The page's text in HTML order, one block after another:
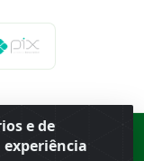
e de
·BR
· CEP